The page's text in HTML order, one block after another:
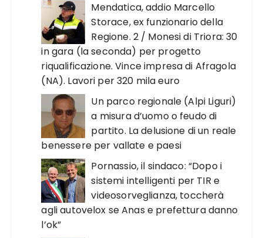
Mendatica, addio Marcello
Storace, ex funzionario della
Regione. 2 / Monesi di Triora: 30
in gara (la seconda) per progetto
riqualificazione. Vince impresa di Afragola
(NA). Lavori per 320 mila euro
Un parco regionale (Alpi Liguri)
a misura d’uomo o feudo di
partito. La delusione di un reale
benessere per vallate e paesi
Pornassio, il sindaco: “Dopo i
sistemi intelligenti per TIR e
videosorveglianza, toccherà
agli autovelox se Anas e prefettura danno
l’ok”